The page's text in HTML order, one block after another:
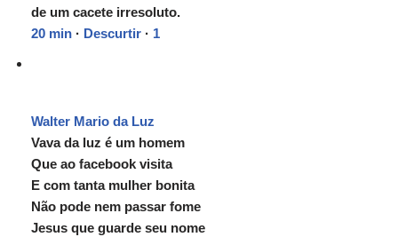
de um cacete irresoluto.
20 min · Descurtir · 1
Walter Mario da Luz
Vava da luz é um homem
Que ao facebook visita
E com tanta mulher bonita
Não pode nem passar fome
Jesus que guarde seu nome